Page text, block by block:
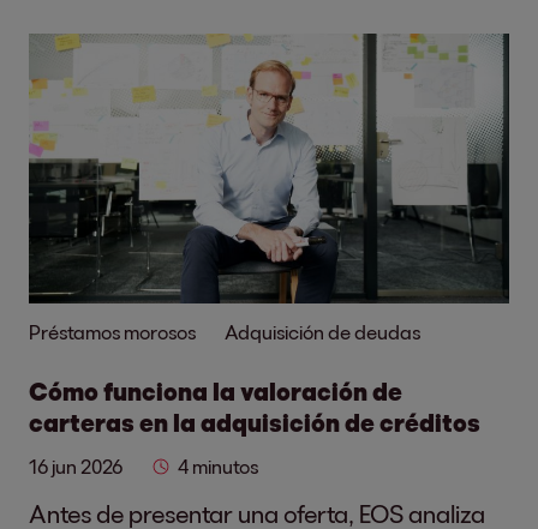
Préstamos morosos Adquisición de deudas
Cómo funciona la valoración de
carteras en la adquisición de créditos
16 jun 2026 4 minutos
Antes de presentar una oferta, EOS analiza